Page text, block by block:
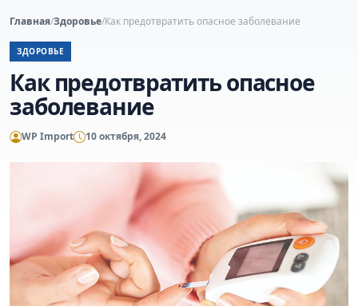
Главная/Здоровье/Как предотвратить опасное заболевание
ЗДОРОВЬЕ
Как предотвратить опасное
заболевание
WP Import 10 октября, 2024